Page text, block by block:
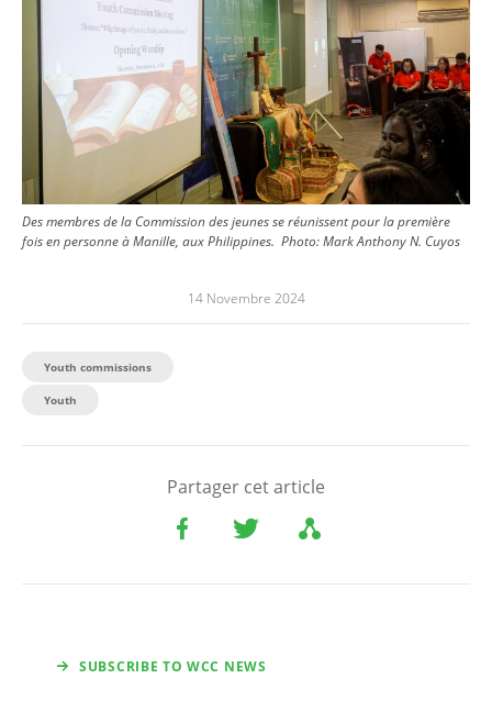
Des membres de la Commission des jeunes se réunissent pour la première
fois en personne à Manille, aux Philippines. Photo:Mark Anthony N. Cuyos
14 Novembre 2024
Youth commissions
Youth
Partager cet article
SUBSCRIBE TO WCC NEWS